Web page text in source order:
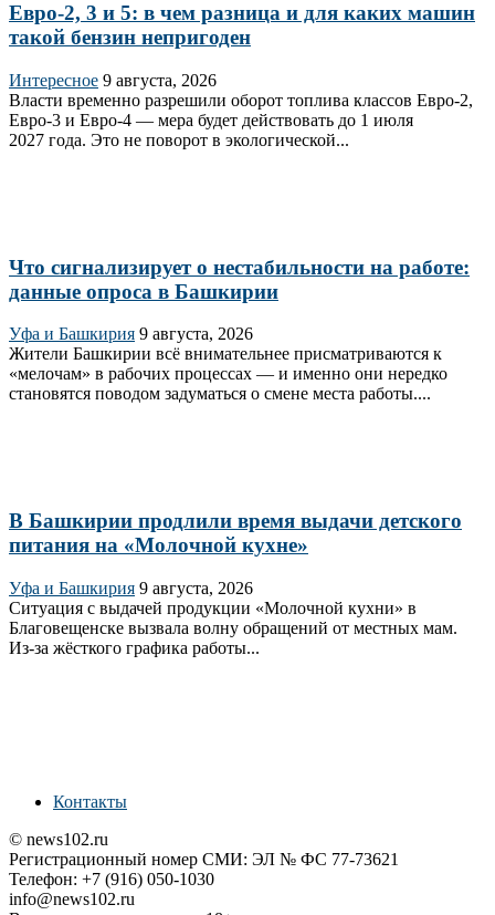
Евро-2, 3 и 5: в чем разница и для каких машин
такой бензин непригоден
Интересное 9 августа, 2026
Власти временно разрешили оборот топлива классов Евро‑2,
Евро‑3 и Евро‑4 — мера будет действовать до 1 июля
2027 года. Это не поворот в экологической...
Что сигнализирует о нестабильности на работе:
данные опроса в Башкирии
Уфа и Башкирия 9 августа, 2026
Жители Башкирии всё внимательнее присматриваются к
«мелочам» в рабочих процессах — и именно они нередко
становятся поводом задуматься о смене места работы....
В Башкирии продлили время выдачи детского
питания на «Молочной кухне»
Уфа и Башкирия 9 августа, 2026
Ситуация с выдачей продукции «Молочной кухни» в
Благовещенске вызвала волну обращений от местных мам.
Из‑за жёсткого графика работы...
Контакты
© news102.ru
Регистрационный номер СМИ: ЭЛ № ФС 77-73621
Телефон: +7 (916) 050-1030
info@news102.ru